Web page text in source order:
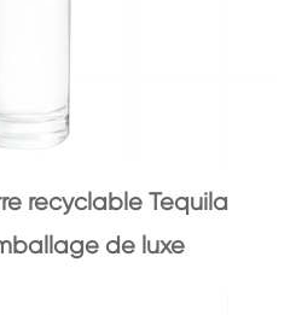
recyclable Tequila
de luxe